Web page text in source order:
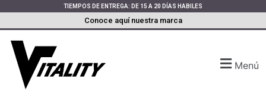
TIEMPOS DE ENTREGA: DE 15 A 20 DÍAS HABILES
Conoce aquí nuestra marca
Menú